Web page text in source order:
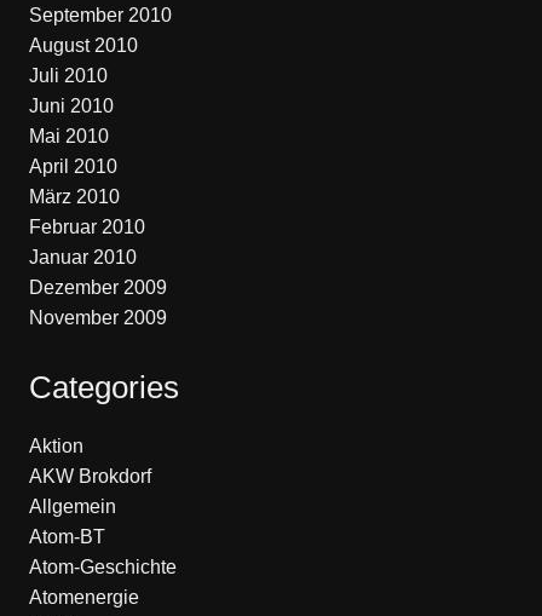
September 2010
August 2010
Juli 2010
Juni 2010
Mai 2010
April 2010
März 2010
Februar 2010
Januar 2010
Dezember 2009
November 2009
Categories
Aktion
AKW Brokdorf
Allgemein
Atom-BT
Atom-Geschichte
Atomenergie